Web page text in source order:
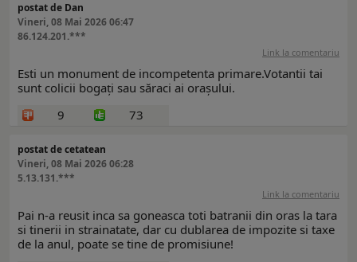
postat de Dan
Vineri, 08 Mai 2026 06:47
86.124.201.***
Link la comentariu
Esti un monument de incompetenta primare.Votantii tai
sunt colicii bogați sau săraci ai orașului.
9
73
postat de cetatean
Vineri, 08 Mai 2026 06:28
5.13.131.***
Link la comentariu
Pai n-a reusit inca sa goneasca toti batranii din oras la tara
si tinerii in strainatate, dar cu dublarea de impozite si taxe
de la anul, poate se tine de promisiune!